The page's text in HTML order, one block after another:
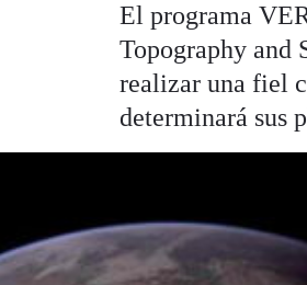
El programa
Topography and
realizar una fiel
determinará sus